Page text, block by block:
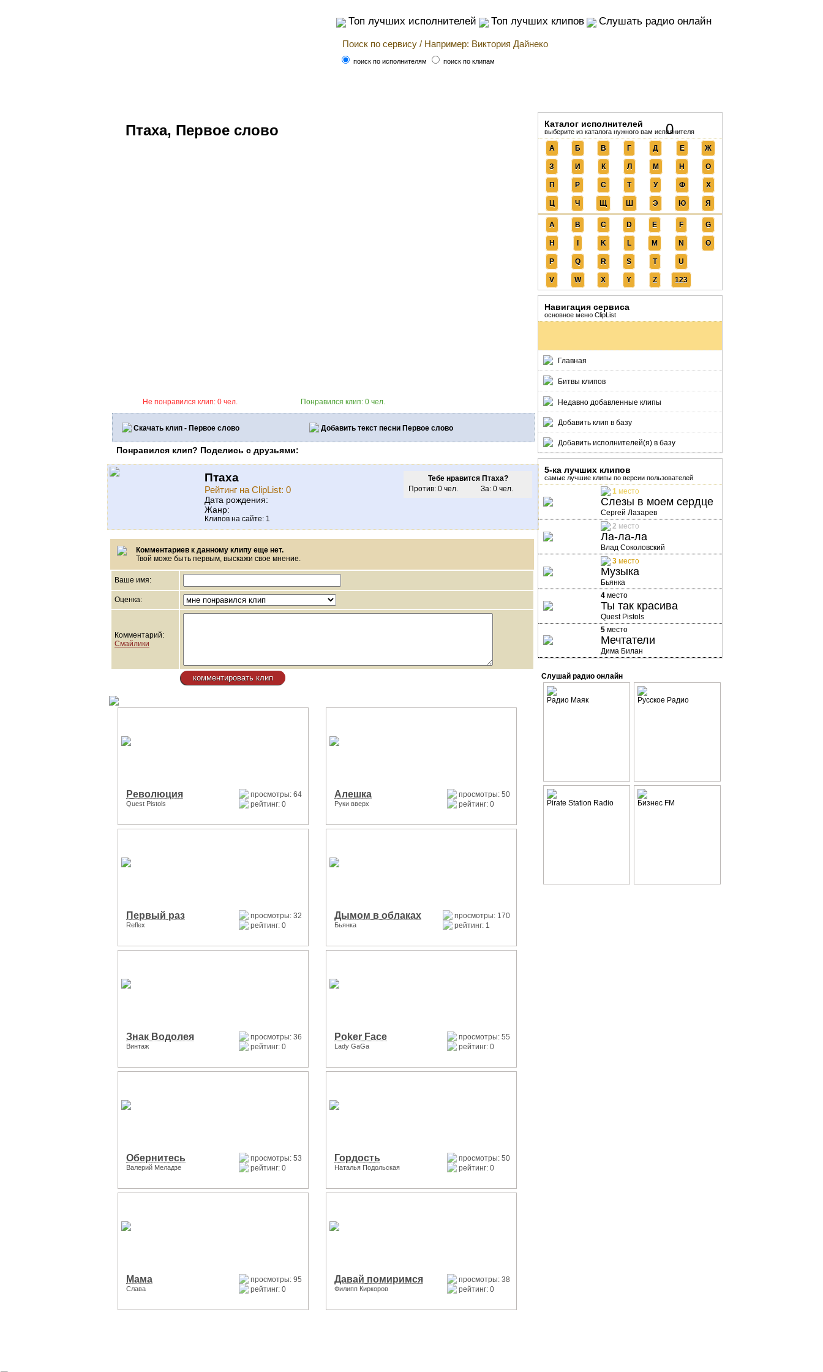
Топ лучших исполнителей Топ лучших клипов Слушать радио онлайн
поиск по исполнителям поиск по клипам
0
Птаха, Первое слово
Не понравился клип: 0 чел. Понравился клип: 0 чел.
Скачать клип - Первое слово Добавить текст песни Первое слово
Понравился клип? Поделись с друзьями:
Тебе нравится Птаха?
Против: 0 чел.
За: 0 чел.
Птаха
Рейтинг на ClipList: 0
Дата рождения:
Жанр:
Клипов на сайте: 1
Комментариев к данному клипу еще нет.
Твой може быть первым, выскажи свое мнение.
Ваше имя:
Оценка:
Комментарий:
Смайлики
просмотры: 64
рейтинг: 0
Революция
Quest Pistols
просмотры: 50
рейтинг: 0
Алешка
Руки вверх
просмотры: 32
рейтинг: 0
Первый раз
Reflex
просмотры: 170
рейтинг: 1
Дымом в облаках
Бьянка
просмотры: 36
рейтинг: 0
Знак Водолея
Винтаж
просмотры: 55
рейтинг: 0
Poker Face
Lady GaGa
просмотры: 53
рейтинг: 0
Обернитесь
Валерий Меладзе
просмотры: 50
рейтинг: 0
Гордость
Наталья Подольская
просмотры: 95
рейтинг: 0
Мама
Слава
просмотры: 38
рейтинг: 0
Давай помиримся
Филипп Киркоров
Каталог исполнителей
выберите из каталога нужного вам исполнителя
А Б В Г Д Е Ж
З И К Л М Н О
П Р С Т У Ф Х
Ц Ч Щ Ш Э Ю Я
A B C D E F G
H I K L M N O
P Q R S T U
V W X Y Z 123
Навигация сервиса
основное меню ClipList
Главная
Битвы клипов
Недавно добавленные клипы
Добавить клип в базу
Добавить исполнителей(я) в базу
5-ка лучших клипов
самые лучшие клипы по версии пользователей
1 место
Слезы в моем сердце
Сергей Лазарев
2 место
Ла-ла-ла
Влад Соколовский
3 место
Музыка
Бьянка
4 место
Ты так красива
Quest Pistols
5 место
Мечтатели
Дима Билан
Слушай радио онлайн
Радио Маяк Русское Радио
Pirate Station Radio Бизнес FM